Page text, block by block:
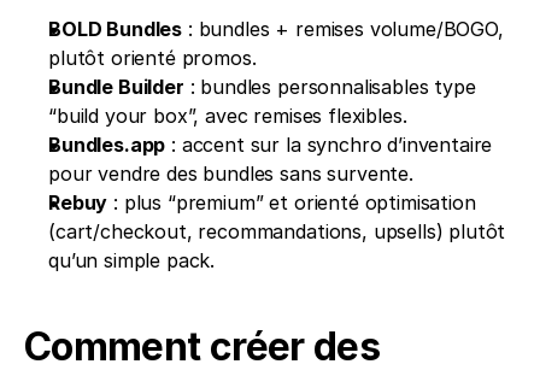
BOLD Bundles : bundles + remises volume/BOGO,
plutôt orienté promos.
Bundle Builder : bundles personnalisables type
“build your box”, avec remises flexibles.
Bundles.app : accent sur la synchro d’inventaire
pour vendre des bundles sans survente.
Rebuy : plus “premium” et orienté optimisation
(cart/checkout, recommandations, upsells) plutôt
qu’un simple pack.
Comment créer des